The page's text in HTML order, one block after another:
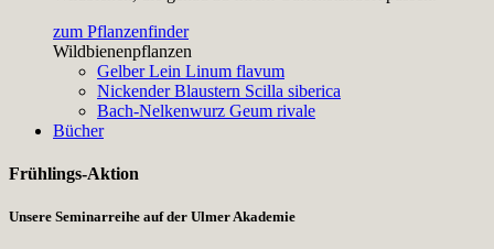
zum Pflanzenfinder
Wildbienenpflanzen
Gelber Lein Linum flavum
Nickender Blaustern Scilla siberica
Bach-Nelkenwurz Geum rivale
Bücher
Frühlings-Aktion
Unsere Seminarreihe auf der Ulmer Akademie